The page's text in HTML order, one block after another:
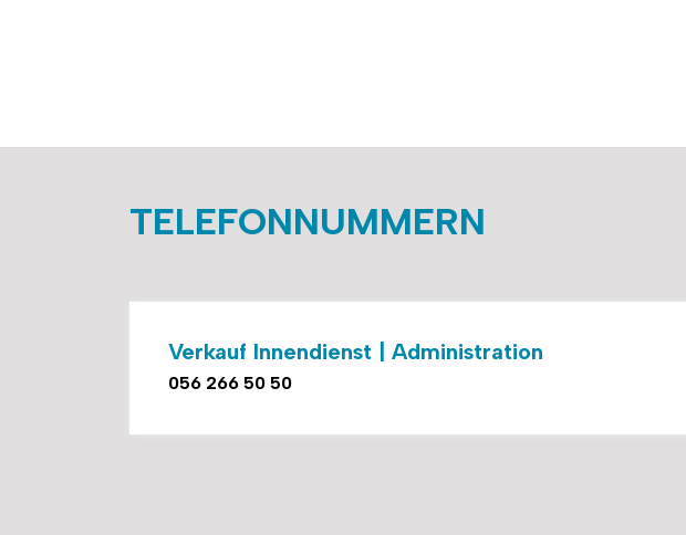
TELEFONNUMMERN
Verkauf Innendienst | Administration
056 266 50 50